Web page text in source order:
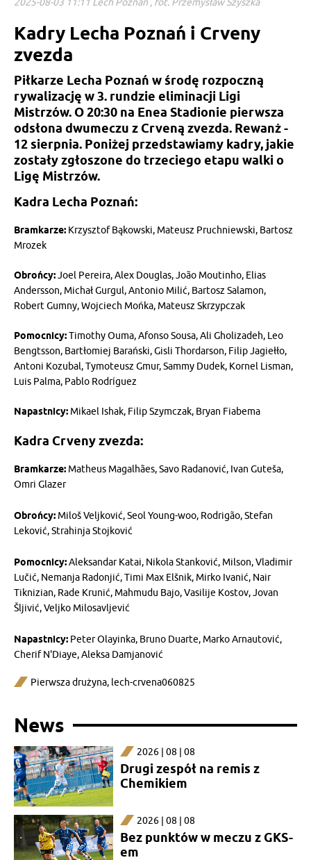
Kadry Lecha Poznań i Crveny
zvezda
Piłkarze Lecha Poznań w środę rozpoczną
rywalizację w 3. rundzie eliminacji Ligi
Mistrzów. O 20:30 na Enea Stadionie pierwsza
odsłona dwumeczu z Crveną zvezda. Rewanż -
12 sierpnia. Poniżej przedstawiamy kadry, jakie
zostały zgłoszone do trzeciego etapu walki o
Ligę Mistrzów.
Kadra Lecha Poznań:
Bramkarze: Krzysztof Bąkowski, Mateusz Pruchniewski, Bartosz
Mrozek
Obrońcy:Joel Pereira, Alex Douglas, João Moutinho, Elias
Andersson, Michał Gurgul, Antonio Milić, Bartosz Salamon,
Robert Gumny, Wojciech Mońka, Mateusz Skrzypczak
Pomocnicy:Timothy Ouma, Afonso Sousa, Ali Gholizadeh, Leo
Bengtsson, Bartłomiej Barański, Gisli Thordarson, Filip Jagiełło,
Antoni Kozubal, Tymoteusz Gmur, Sammy Dudek, Kornel Lisman,
Luis Palma, Pablo Rodríguez
Napastnicy: Mikael Ishak, Filip Szymczak, Bryan Fiabema
Kadra Crveny zvezda:
Bramkarze: Matheus Magalhães, Savo Radanović, Ivan Guteša,
Omri Glazer
Obrońcy: Miloš Veljković, Seol Young-woo, Rodrigão, Stefan
Leković, Strahinja Stojković
Pomocnicy:Aleksandar Katai, Nikola Stanković, Milson, Vladimir
Lučić, Nemanja Radonjić, Timi Max Elšnik, Mirko Ivanić, Nair
Tiknizian, Rade Krunić, Mahmudu Bajo, Vasilije Kostov, Jovan
Šljivić, Veljko Milosavljević
Napastnicy: Peter Olayinka, Bruno Duarte, Marko Arnautović,
Cherif N'Diaye, Aleksa Damjanović
Pierwsza drużyna, lech-crvena060825
News
2026 | 08 | 08
Drugi zespół na remis z
Chemikiem
2026 | 08 | 08
Bez punktów w meczu z GKS-
em